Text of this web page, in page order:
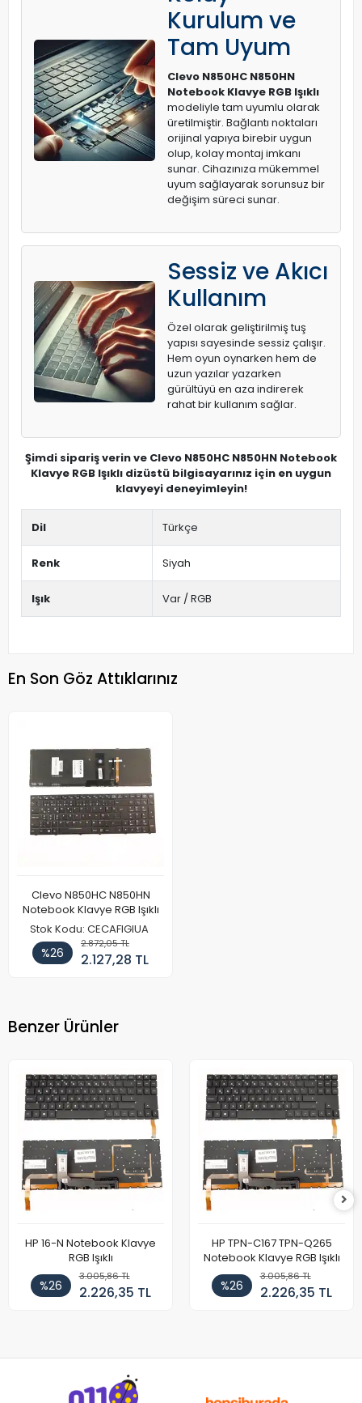
Kurulum ve
Tam Uyum
Clevo N850HC N850HN
Notebook Klavye RGB Işıklı
modeliyle tam uyumlu olarak
üretilmiştir. Bağlantı noktaları
orijinal yapıya birebir uygun
olup, kolay montaj imkanı
sunar. Cihazınıza mükemmel
uyum sağlayarak sorunsuz bir
değişim süreci sunar.
Sessiz ve Akıcı
Kullanım
Özel olarak geliştirilmiş tuş
yapısı sayesinde sessiz çalışır.
Hem oyun oynarken hem de
uzun yazılar yazarken
gürültüyü en aza indirerek
rahat bir kullanım sağlar.
Şimdi sipariş verin ve Clevo N850HC N850HN Notebook
Klavye RGB Işıklı dizüstü bilgisayarınız için en uygun
klavyeyi deneyimleyin!
Dil Türkçe
Renk Siyah
Işık Var / RGB
En Son Göz Attıklarınız
Clevo N850HC N850HN
Notebook Klavye RGB Işıklı
Stok Kodu: CECAFIGIUA
%26
2.872,05 TL
2.127,28 TL
Benzer Ürünler
HP 16-N Notebook Klavye
RGB Işıklı
%26
3.005,86 TL
2.226,35 TL
HP TPN-C167 TPN-Q265
Notebook Klavye RGB Işıklı
%26
3.005,86 TL
2.226,35 TL